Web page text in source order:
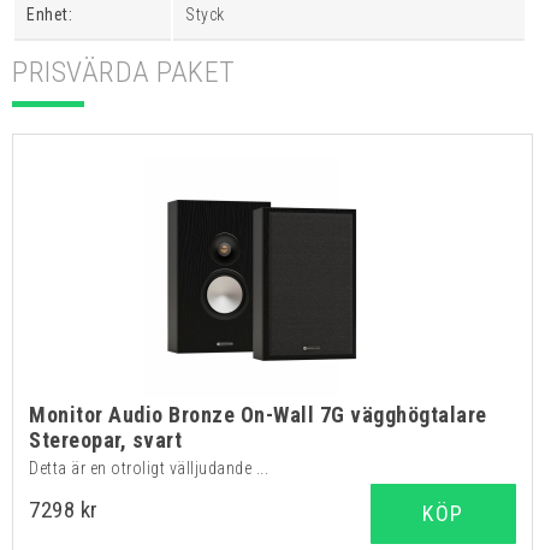
Enhet: Styck
PRISVÄRDA PAKET
Monitor Audio Bronze On-Wall 7G vägghögtalare
Stereopar, svart
Detta är en otroligt välljudande ...
7298 kr KÖP